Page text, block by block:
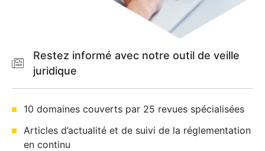
Restez informé avec notre outil de veille
juridique
10 domaines couverts par 25 revues spécialisées
Articles d’actualité et de suivi de la réglementation
en continu